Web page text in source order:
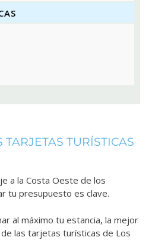
TURÍSTICAS
a la Costa Oeste de los
tu presupuesto es clave.
al máximo tu estancia, la mejor
las tarjetas turísticas de Los